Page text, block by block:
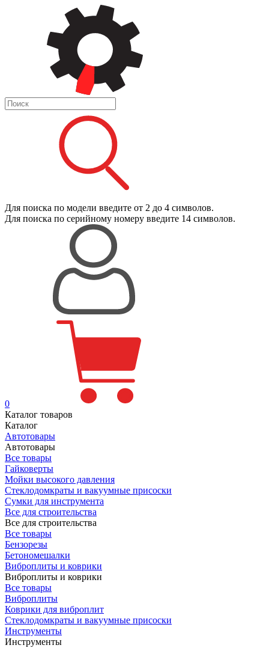
Для поиска по модели введите от 2 до 4 символов.
Для поиска по серийному номеру введите 14 символов.
0
Каталог товаров
Каталог
Автотовары
Автотовары
Все товары
Гайковерты
Мойки высокого давления
Стеклодомкраты и вакуумные присоски
Сумки для инструмента
Все для строительства
Все для строительства
Все товары
Бензорезы
Бетономешалки
Виброплиты и коврики
Виброплиты и коврики
Все товары
Виброплиты
Коврики для виброплит
Стеклодомкраты и вакуумные присоски
Инструменты
Инструменты